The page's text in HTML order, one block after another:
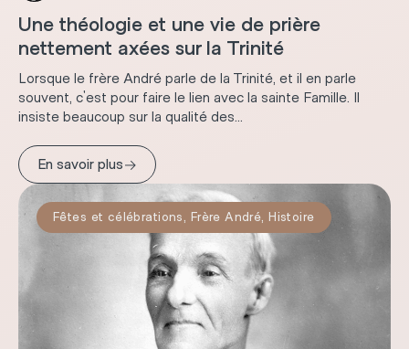
Une théologie et une vie de prière
nettement axées sur la Trinité
Lorsque le frère André parle de la Trinité, et il en parle
souvent, c'est pour faire le lien avec la sainte Famille. Il
insiste beaucoup sur la qualité des...
En savoir plus→
Fêtes et célébrations, Frère André, Histoire